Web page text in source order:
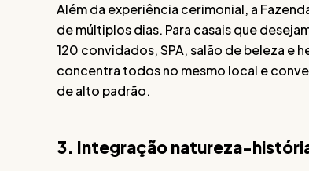
Além da experiência cerimonial, a
de múltiplos dias. Para casais que
120 convidados, SPA, salão de beleza e
concentra todos no mesmo local e
de alto padrão.
3. Integração natureza-